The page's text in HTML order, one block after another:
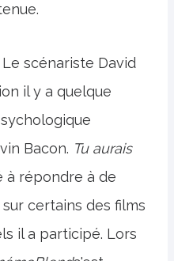
Le scénariste David
il y a quelque
Bacon. Tu aurais
à répondre à de
certains des films
il a participé. Lors